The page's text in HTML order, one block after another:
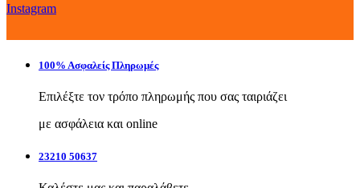
Instagram
100% Ασφαλείς Πληρωμές
Επιλέξτε τον τρόπο πληρωμής που σας ταιριάζει
με ασφάλεια και online
23210 50637